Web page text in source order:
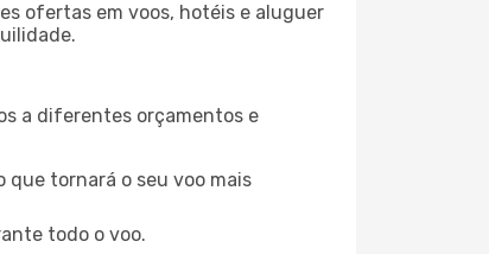
ofertas em voos, hotéis e aluguer
a diferentes orçamentos e
que tornará o seu voo mais
todo o voo.